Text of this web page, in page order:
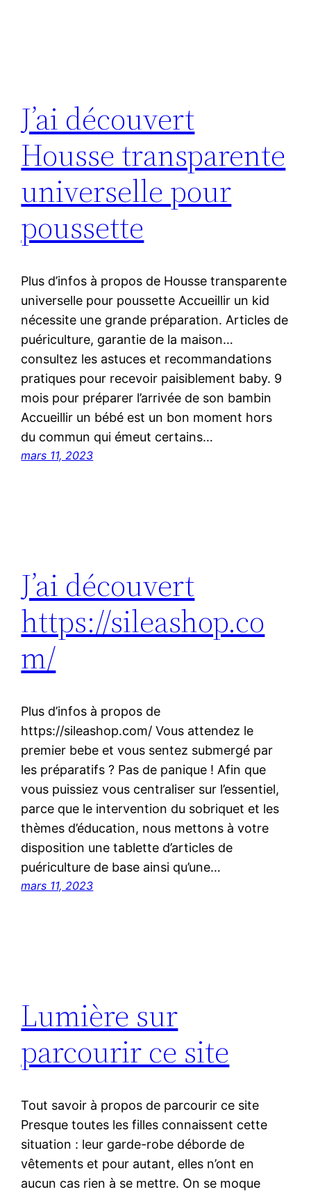
J’ai découvert
Housse transparente
universelle pour
poussette
Plus d’infos à propos de Housse transparente
universelle pour poussette Accueillir un kid
nécessite une grande préparation. Articles de
puériculture, garantie de la maison…
consultez les astuces et recommandations
pratiques pour recevoir paisiblement baby. 9
mois pour préparer l’arrivée de son bambin
Accueillir un bébé est un bon moment hors
du commun qui émeut certains…
mars 11, 2023
J’ai découvert
https://sileashop.co
m/
Plus d’infos à propos de
https://sileashop.com/ Vous attendez le
premier bebe et vous sentez submergé par
les préparatifs ? Pas de panique ! Afin que
vous puissiez vous centraliser sur l’essentiel,
parce que le intervention du sobriquet et les
thèmes d’éducation, nous mettons à votre
disposition une tablette d’articles de
puériculture de base ainsi qu’une…
mars 11, 2023
Lumière sur
parcourir ce site
Tout savoir à propos de parcourir ce site
Presque toutes les filles connaissent cette
situation : leur garde-robe déborde de
vêtements et pour autant, elles n’ont en
aucun cas rien à se mettre. On se moque